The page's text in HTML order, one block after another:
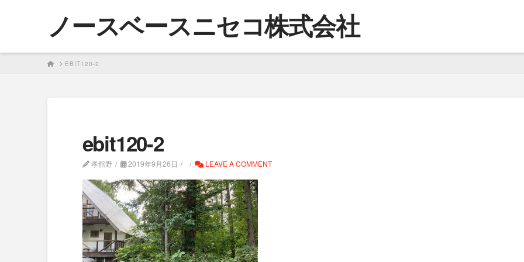
ノースベースニセコ株式会社
HOMEEBIT120-2
ebit120-2
孝舘野 2019年9月26日 LEAVE A COMMENT